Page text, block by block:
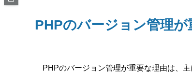
PHPのバージョン管理が
PHPのバージョン管理が重要な理由は、主